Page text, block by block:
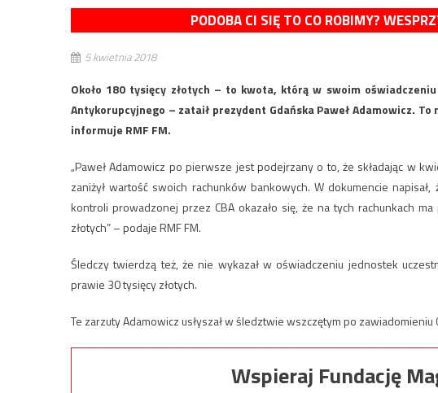
PODOBA CI SIĘ TO CO ROBIMY?
5 kwietnia 2018
Około 180 tysięcy złotych – to kwota, którą w swoim
Antykorupcyjnego – zataił prezydent Gdańska Paweł Adamowicz.
informuje RMF FM.
„Paweł Adamowicz po pierwsze jest podejrzany o to, że składając w
zaniżył wartość swoich rachunków bankowych. W dokumencie
kontroli prowadzonej przez CBA okazało się, że na tych rachunkach
złotych” – podaje RMF FM.
Śledczy twierdzą też, że nie wykazał w oświadczeniu jednostek
prawie 30 tysięcy złotych.
Te zarzuty Adamowicz usłyszał w śledztwie wszczętym po
Wspieraj Fundację